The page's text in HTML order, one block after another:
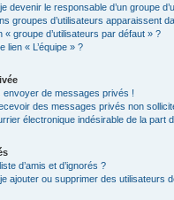
devenir le responsable d’un groupe
groupes d’utilisateurs apparaissent
« groupe d’utilisateurs par défaut » ?
lien « L’équipe » ?
envoyer de messages privés !
des messages privés non
électronique indésirable de la part
d’amis et d’ignorés ?
ajouter ou supprimer des utilisateurs